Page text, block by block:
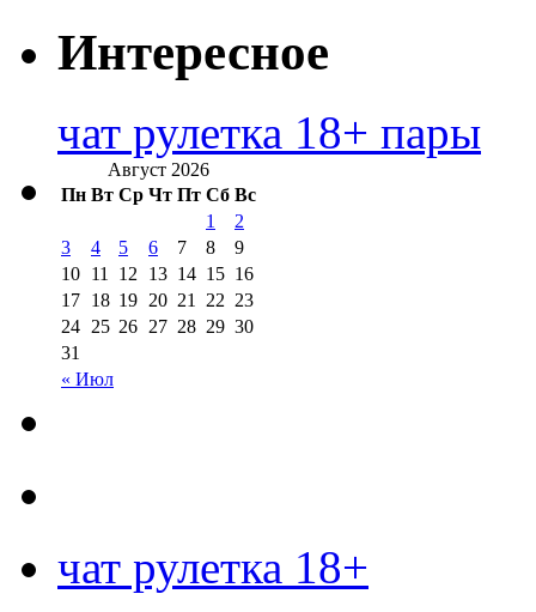
Интересное
чат рулетка 18+ пары
Август 2026
Пн Вт Ср Чт Пт Сб Вс
« Июл
1
2
3
4 5 6 7 8
9
10 11 12 13 14 15 16
17 18 19 20 21 22 23
24 25 26 27 28 29 30
31
чат рулетка 18+